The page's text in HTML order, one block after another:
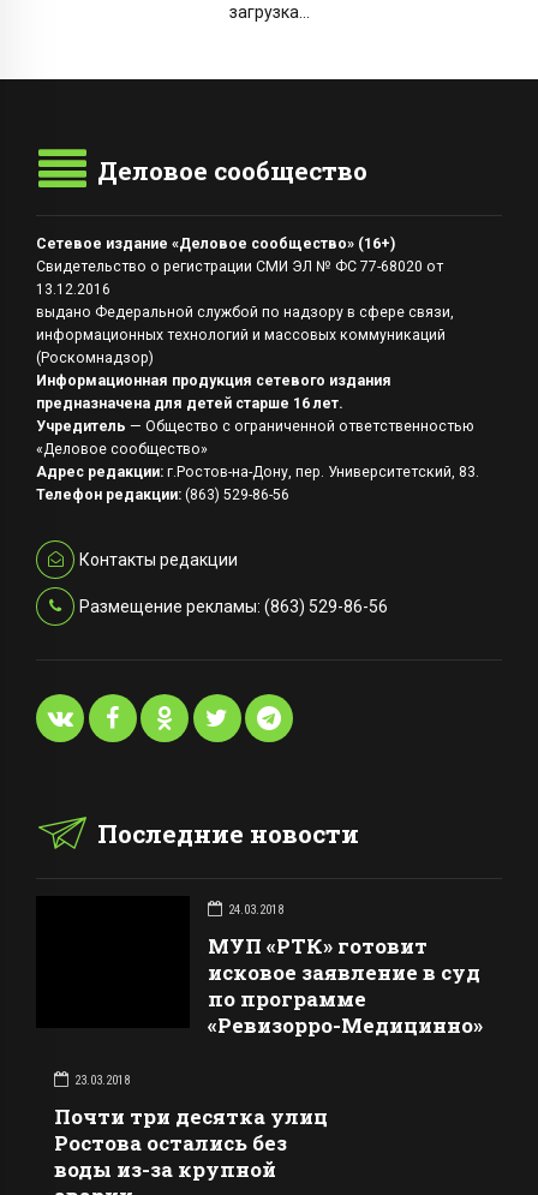
загрузка...
Деловое сообщество
Сетевое издание «Деловое сообщество» (16+)
Свидетельство о регистрации СМИ ЭЛ № ФС 77-68020 от
13.12.2016
выдано Федеральной службой по надзору в сфере связи,
информационных технологий и массовых коммуникаций
(Роскомнадзор)
Информационная продукция сетевого издания
предназначена для детей старше 16 лет.
Учредитель — Общество с ограниченной ответственностью
«Деловое сообщество»
Адрес редакции: г.Ростов-на-Дону, пер. Университетский, 83.
Телефон редакции: (863) 529-86-56
Контакты редакции
Размещение рекламы: (863) 529-86-56
Последние новости
24.03.2018
МУП «РТК» готовит
исковое заявление в суд
по программе
«Ревизорро-Медицинно»
23.03.2018
Почти три десятка улиц
Ростова остались без
воды из-за крупной